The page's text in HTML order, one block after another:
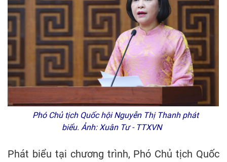
Phó Chủ tịch Quốc hội Nguyễn Thị Thanh phát
biểu. Ảnh: Xuân Tư - TTXVN
Phát biểu tại chương trình, Phó Chủ tịch Quốc